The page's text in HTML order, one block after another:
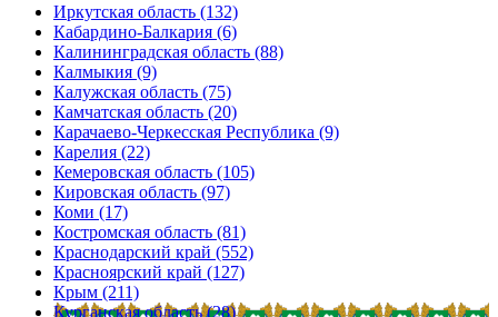
Иркутская область (132)
Кабардино-Балкария (6)
Калининградская область (88)
Калмыкия (9)
Калужская область (75)
Камчатская область (20)
Карачаево-Черкесская Республика (9)
Карелия (22)
Кемеровская область (105)
Кировская область (97)
Коми (17)
Костромская область (81)
Краснодарский край (552)
Красноярский край (127)
Крым (211)
Курганская область (28)